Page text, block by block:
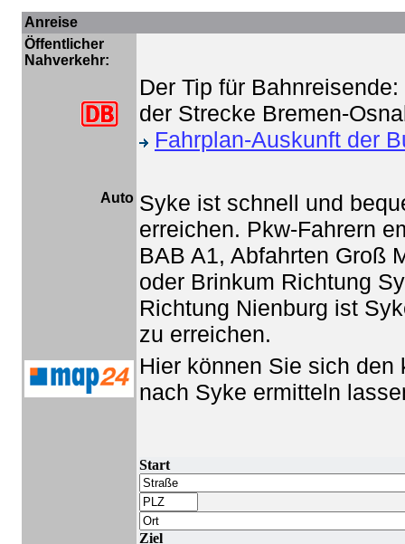
Anreise
Öffentlicher
Nahverkehr:
Der Tip für
der Strecke Bremen-
Fahrplan-Auskunft der
Auto Syke ist schnell und
erreichen. Pkw-Fahrern
BAB A1, Abfahrten Groß
oder Brinkum Richtung
Richtung Nienburg ist
zu erreichen.
Hier können Sie sich den
nach Syke ermitteln
Start
Ziel